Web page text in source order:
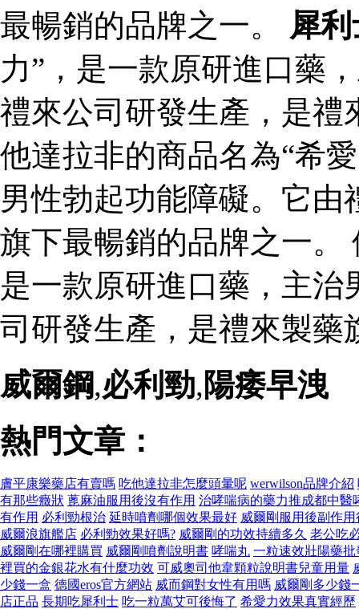
最暢銷的品牌之一。 犀
力”，是一款原研進口藥
禮來公司研發生產，是禮
他達拉非的商品名為“希
男性勃起功能障礙。它
旗下最暢銷的品牌之一。
是一款原研進口藥，主
司研發生產，是禮來製藥
威爾鋼,必利勁, 陽痿早洩
熱門文章：
膚平康樂藥店有賣嗎 吃他達拉非怎麼頭暈呢 werwilson品牌介紹
有那些癥狀 蓖麻油服用後沒有作用 治哮喘病的藥力推成都中醫
有作用 必利勁根治 延時噴劑哪個效果最好 威爾剛服用後副作
威爾浪旗艦店 必利勁效果好嗎? 威爾剛的功效持續多久 老公吃
威爾剛在哪裡購買 威爾剛噴劑說明書 哮喘丸 一粒速效壯陽藥批
裡買的金銀花水有什麼功效 可威奧司他韋顆粒說明書兒童用量
少錢一盒 德國eros官方網站 威而鋼對女性有用嗎 威爾剛多少錢
店正品 長期吃犀利士 吃一粒萬艾可後悔了 希愛力效果真實經歷